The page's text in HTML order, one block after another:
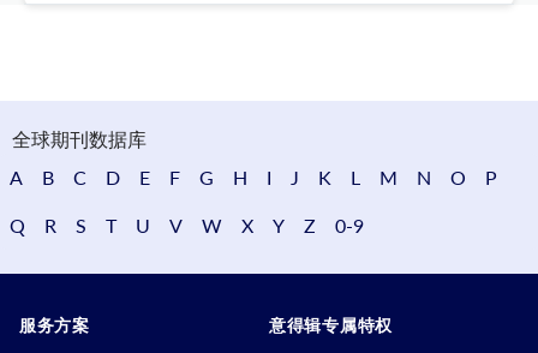
全球期刊数据库
A
B C D E F G H I J K L M N O P
Q R S T U V W X Y Z 0-9